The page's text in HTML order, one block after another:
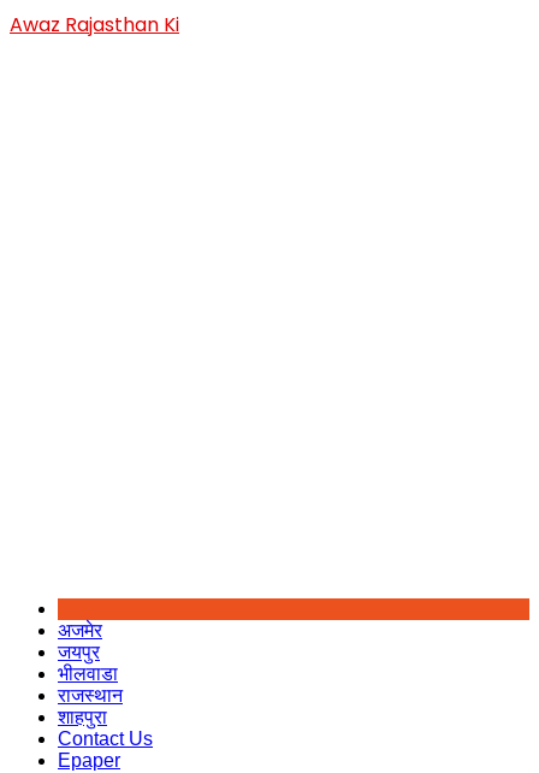
Skip
to
Awaz Rajasthan Ki
अजमेर
जयपुर
भीलवाडा
राजस्थान
शाहपुरा
Contact Us
Epaper